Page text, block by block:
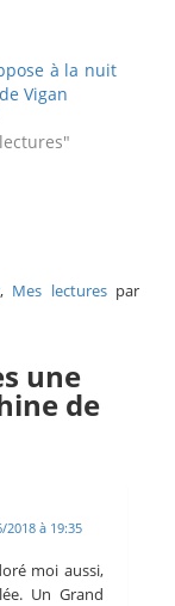
à la nuit
Vigan
, Mes lecturespar
une
de
2018 à 19:35
moi aussi,
Un Grand